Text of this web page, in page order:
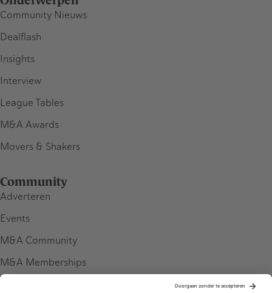
Community Nieuws
Dealflash
Insights
Interview
League Tables
M&A Awards
Movers & Shakers
Community
Adverteren
Events
M&A Community
M&A Memberships